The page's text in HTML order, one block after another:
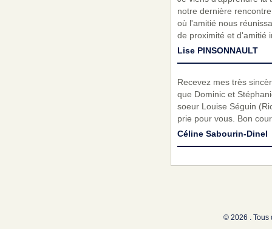
notre dernière
où l'amitié nous
de proximité et d'amitié
Lise PINSONNAULT
Recevez mes très
que Dominic et
soeur Louise Séguin
prie pour vous. Bon
Céline Sabourin-Dinel
© 2026 . Tous